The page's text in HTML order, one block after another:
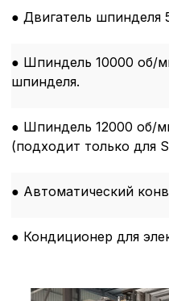
● Двигатель шпинделя
● Шпиндель 10000 об/
шпинделя.
● Шпиндель 12000 об/
(подходит только для
● Автоматический
● Кондиционер для